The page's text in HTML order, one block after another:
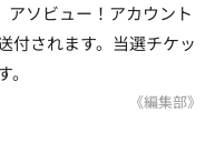
アソビュー！アカウント
付されます。当選チケッ
《編集部》